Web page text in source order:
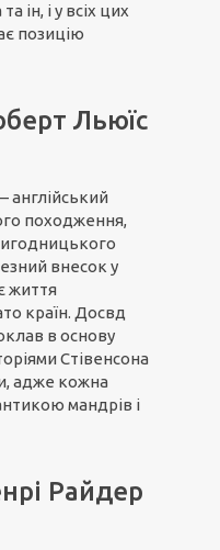
ін, і у всіх цих
позицію
Льюїс
англійський
походження,
внесок у
життя
країн. Досвд
в основу
Стівенсона
адже кожна
мандрів і
Райдер